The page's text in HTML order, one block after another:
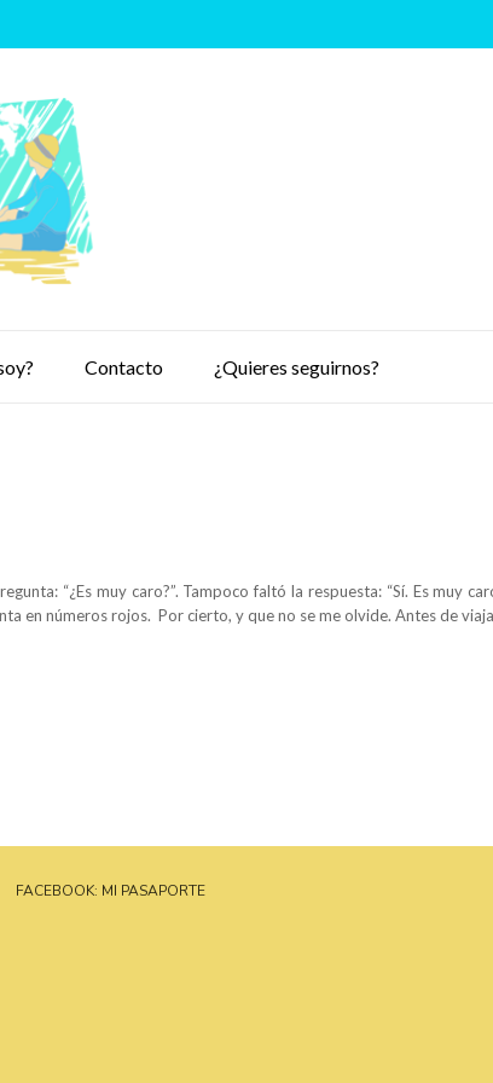
Contacto ¿Quieres seguirnos?
“¿Es muy caro?”. Tampoco faltó la respuesta: “Sí. Es muy
en números rojos. Por cierto, y que no se me olvide. Antes de
FACEBOOK: MI PASAPORTE